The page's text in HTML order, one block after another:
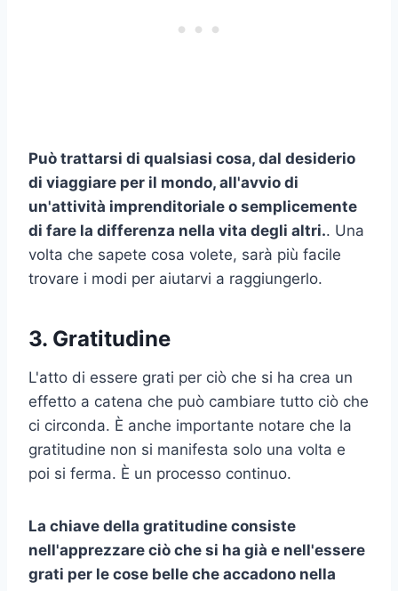
Può trattarsi di qualsiasi cosa, dal desiderio
di viaggiare per il mondo, all'avvio di
un'attività imprenditoriale o semplicemente
di fare la differenza nella vita degli altri.. Una
volta che sapete cosa volete, sarà più facile
trovare i modi per aiutarvi a raggiungerlo.
3. Gratitudine
L'atto di essere grati per ciò che si ha crea un
effetto a catena che può cambiare tutto ciò che
ci circonda. È anche importante notare che la
gratitudine non si manifesta solo una volta e
poi si ferma. È un processo continuo.
La chiave della gratitudine consiste
nell'apprezzare ciò che si ha già e nell'essere
grati per le cose belle che accadono nella